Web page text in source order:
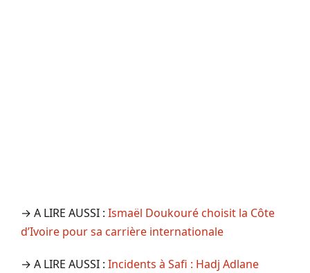
→ A LIRE AUSSI : Ismaël Doukouré choisit la Côte
d’Ivoire pour sa carrière internationale
→ A LIRE AUSSI : Incidents à Safi : Hadj Adlane